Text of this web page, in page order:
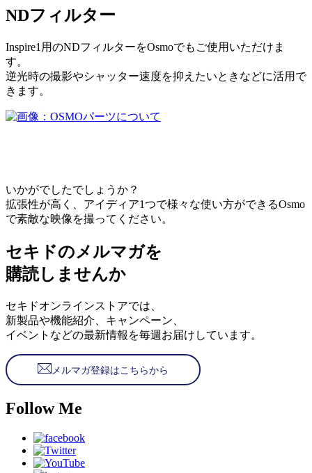
NDフィルター
Inspire1用のNDフィルターをOsmoでもご使用いただけま
す。
逆光時の撮影やシャッター速度を抑えたいときなどに活用で
きます。
いかがでしたでしょうか？
拡張性が高く、アイディア1つで様々な使い方ができるOsmo
で素敵な映像を撮ってください。
セキドのメルマガを
購読しませんか
セキドオンラインストアでは、
新製品や機能紹介、キャンペーン、
イベントなどの最新情報を毎週お届けしています。
メルマガ登録はこちらから
Follow Me